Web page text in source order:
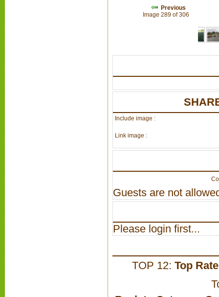
Previous
Image 289 of 306
Include image :
Link image :
Guests are not
Please login first...
TOP 12: Top